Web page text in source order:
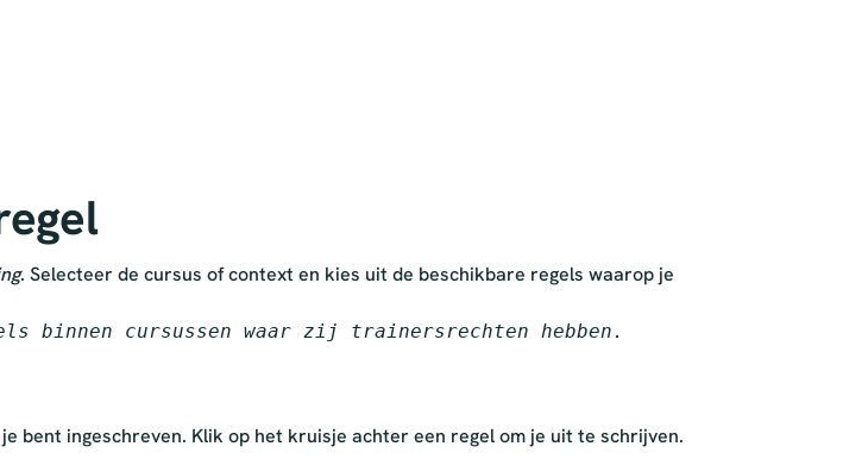
. Selecteer de cursus of context en kies uit de beschikbare regels waarop je
binnen cursussen waar zij trainersrechten hebben.
bent ingeschreven. Klik op het kruisje achter een regel om je uit te schrijven.